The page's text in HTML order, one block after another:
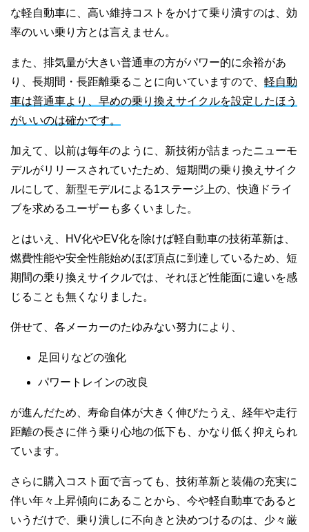
な軽自動車に、高い維持コストをかけて乗り潰すのは、効
率のいい乗り方とは言えません。
また、排気量が大きい普通車の方がパワー的に余裕があ
り、長期間・長距離乗ることに向いていますので、 軽自動
車は普通車より、早めの乗り換えサイクルを設定したほう
がいいのは確かです。
加えて、以前は毎年のように、新技術が詰まったニューモ
デルがリリースされていたため、短期間の乗り換えサイク
ルにして、新型モデルによる1ステージ上の、快適ドライ
ブを求めるユーザーも多くいました。
とはいえ、HV化やEV化を除けば軽自動車の技術革新は、
燃費性能や安全性能始めほぼ頂点に到達しているため、短
期間の乗り換えサイクルでは、それほど性能面に違いを感
じることも無くなりました。
併せて、各メーカーのたゆみない努力により、
足回りなどの強化
パワートレインの改良
が進んだため、寿命自体が大きく伸びたうえ、経年や走行
距離の長さに伴う乗り心地の低下も、かなり低く抑えられ
ています。
さらに購入コスト面で言っても、技術革新と装備の充実に
伴い年々上昇傾向にあることから、今や軽自動車であると
いうだけで、乗り潰しに不向きと決めつけるのは、少々厳